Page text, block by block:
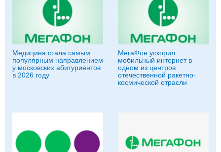
Медицина стала самым
популярным направлением
у московских абитуриентов
в 2026 году
МегаФон ускорил
мобильный интернет в
одном из центров
отечественной ракетно-
космической отрасли